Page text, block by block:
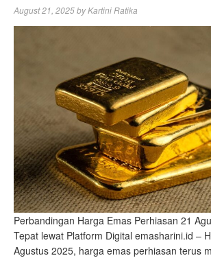
August 21, 2025byKartini Ratika
Perbandingan Harga Emas Perhiasan 21
Tepat lewat Platform Digital emasharini.id –
Agustus 2025, harga emas perhiasan terus